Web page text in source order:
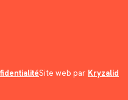
Site web par Kryzalid